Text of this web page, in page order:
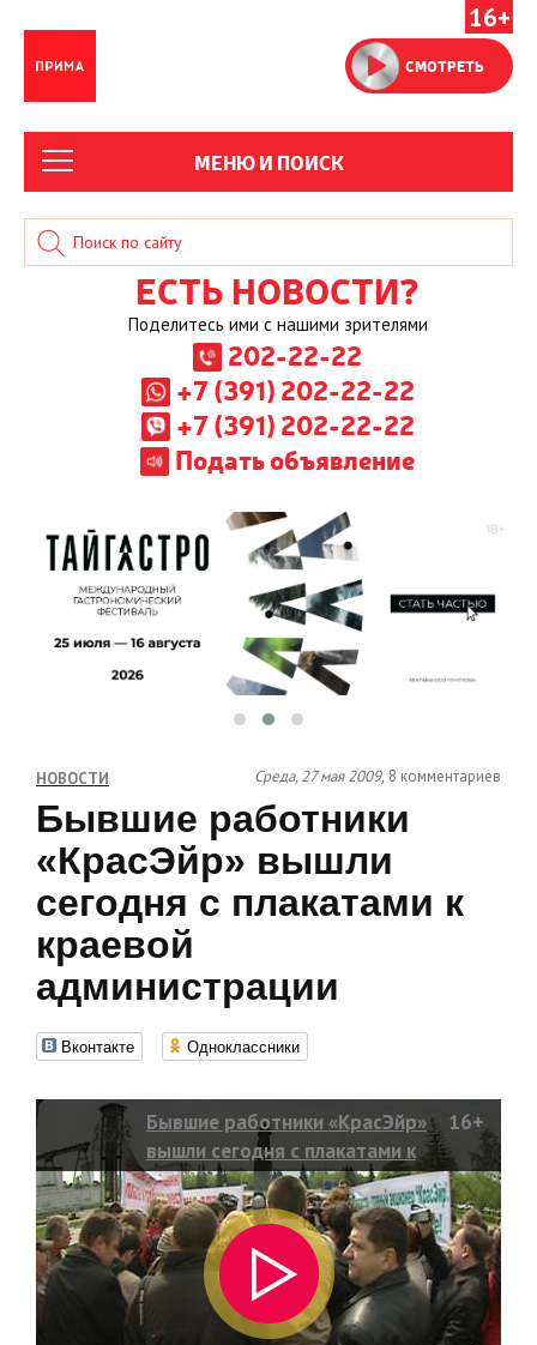
16+
СМОТРЕТЬ
МЕНЮ И ПОИСК
ЕСТЬ НОВОСТИ?
Поделитесь ими с нашими зрителями
202-22-22
+7 (391) 202-22-22
+7 (391) 202-22-22
Подать объявление
НОВОСТИ Среда, 27 мая 2009, 8 комментариев
Бывшие работники
«КрасЭйр» вышли
сегодня с плакатами к
краевой
администрации
Вконтакте Одноклассники
Бывшие работники «КрасЭйр»
вышли сегодня с плакатами к
краевой администрации
16+